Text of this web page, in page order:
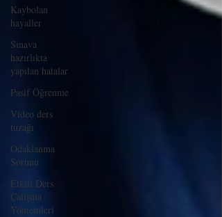
Kaybolan
hayaller
Sınava
hazırlıkta
yapılan hatalar
Pasif Öğrenme
Video ders
tuzağı
Odaklanma
Sorunu
Etkili Ders
Çalışma
Yöntemleri